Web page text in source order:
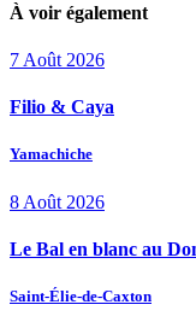
À voir également
7 Août 2026
Filio & Caya
Yamachiche
8 Août 2026
Le Bal en blanc au
Saint-Élie-de-Caxton